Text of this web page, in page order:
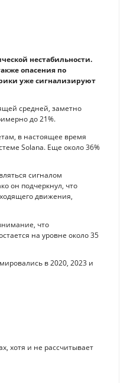
нестабильности.
опасения по
уже сигнализируют
средней, заметно
до 21%.
в настоящее время
Solana. Еще около 36%
сигналом
он подчеркнул, что
движения,
что
на уровне около 35
в 2020, 2023 и
хотя и не рассчитывает